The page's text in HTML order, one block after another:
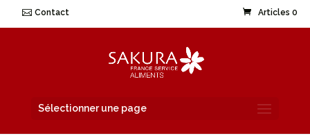
Contact Articles 0
Sélectionner une page